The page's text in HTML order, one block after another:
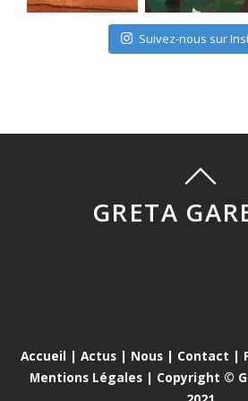
Suivez-nous sur
GRETA
Accueil | Actus| Nous| Contact |
Mentions Légales | Copyright ©